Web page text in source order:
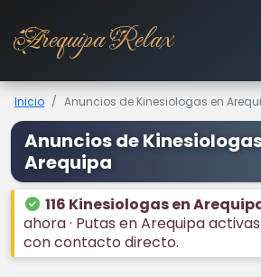
Arequipa Relax
Inicio Anuncios de Kinesiologas en
Anuncios de
Arequipa
116 Kinesiologas en
ahora · Putas en Arequipa
con contacto directo.